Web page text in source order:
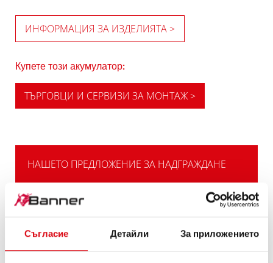
Съгласие Детайли За приложението
ИНФОРМАЦИЯ ЗА ИЗДЕЛИЯТА >
Купете този акумулатор:
ТЪРГОВЦИ И СЕРВИЗИ ЗА МОНТАЖ >
МОЩНАТА
АЛТЕРНАТИВА
НАШЕТО ПРЕДЛОЖЕНИЕ ЗА НАДГРАЖДАНЕ